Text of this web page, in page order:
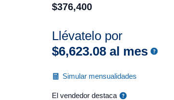
$376,400
Llévatelo por
$6,623.08al mes
Simular mensualidades
El vendedor destaca